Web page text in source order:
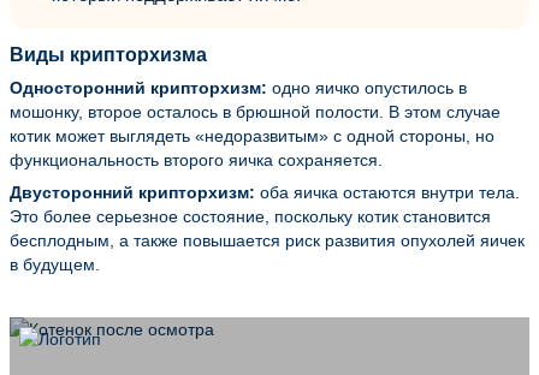
Виды крипторхизма
Односторонний крипторхизм: одно яичко опустилось в
мошонку, второе осталось в брюшной полости. В этом случае
котик может выглядеть «недоразвитым» с одной стороны, но
функциональность второго яичка сохраняется.
Двусторонний крипторхизм: оба яичка остаются внутри тела.
Это более серьезное состояние, поскольку котик становится
бесплодным, а также повышается риск развития опухолей яичек
в будущем.